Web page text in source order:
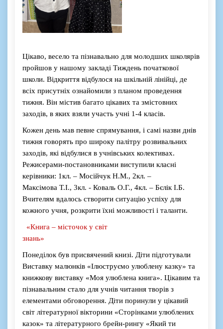
Цікаво, весело та пізнавально для молодших школярів
пройшов у нашому закладі Тиждень початкової
школи. Відкриття відбулося на шкільній лінійці, де
всіх присутніх ознайомили з планом проведення
тижня. Він містив багато цікавих та змістовних
заходів, в яких взяли участь учні 1-4 класів.
Кожен день мав певне спрямування, і самі назви днів
тижня говорять про широку палітру розвивальних
заходів, які відбулися в учнівських колективах.
Режисерами-постановниками виступили класні
керівники: 1кл. – Мосійчук Н.М., 2кл. –
Максімова Т.І., 3кл. - Коваль О.Г., 4кл. – Бєлік І.Б.
Вчителям вдалось створити ситуацію успіху для
кожного учня, розкрити їхні можливості і таланти.
«Книга – місточок у світ
знань»
Понеділок був присвячений книзі. Діти підготували
Виставку малюнків «Ілюструємо улюблену казку» та
книжкову виставку «Моя улюблена книга». Цікавим та
пізнавальним стало для учнів читання творів з
елементами обговорення. Діти поринули у цікавий
світ літературної вікторини «Сторінками улюблених
казок» та літературного брейн-рингу «Який ти